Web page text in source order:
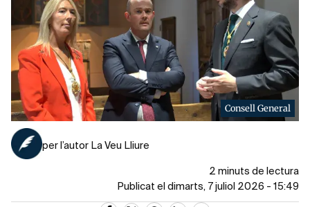
Consell General
per l’autor La Veu Lliure
2 minuts de lectura
Publicat el dimarts, 7 juliol 2026 - 15:49